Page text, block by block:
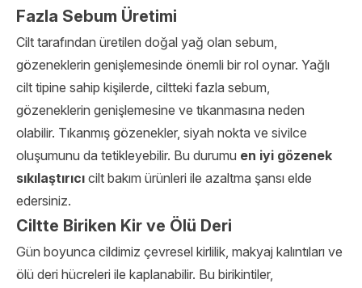
Fazla Sebum Üretimi
Cilt tarafından üretilen doğal yağ olan sebum,
gözeneklerin genişlemesinde önemli bir rol oynar. Yağlı
cilt tipine sahip kişilerde, ciltteki fazla sebum,
gözeneklerin genişlemesine ve tıkanmasına neden
olabilir. Tıkanmış gözenekler, siyah nokta ve sivilce
oluşumunu da tetikleyebilir. Bu durumu en iyi gözenek
sıkılaştırıcı cilt bakım ürünleri ile azaltma şansı elde
edersiniz.
Ciltte Biriken Kir ve Ölü Deri
Gün boyunca cildimiz çevresel kirlilik, makyaj kalıntıları ve
ölü deri hücreleri ile kaplanabilir. Bu birikintiler,